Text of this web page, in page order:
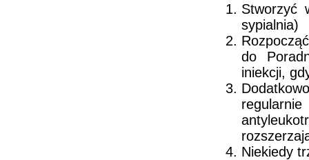
Stworzyć
sypialnia)
do
iniekcji,
Niekiedy